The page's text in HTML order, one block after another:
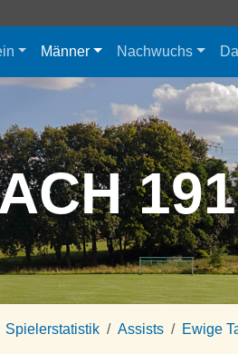
Männer Nachwuchs
Spielerstatistik Assists Ewige